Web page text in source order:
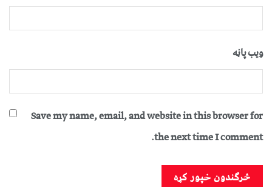
ویب پاڼه
Save my name, email, and website in this browser for
the next time I comment.